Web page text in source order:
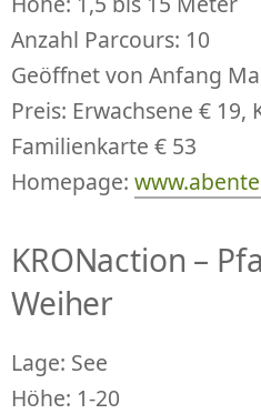
Anzahl Parcours: 10
Geöffnet von Anfang
Preis: Erwachsene € 19,
Familienkarte € 53
Homepage:
KRONaction –
Weiher
Lage: See
Höhe: 1-20